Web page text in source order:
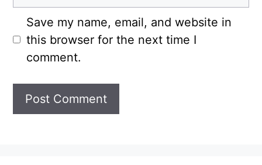
Save my name, email, and website in
this browser for the next time I
comment.